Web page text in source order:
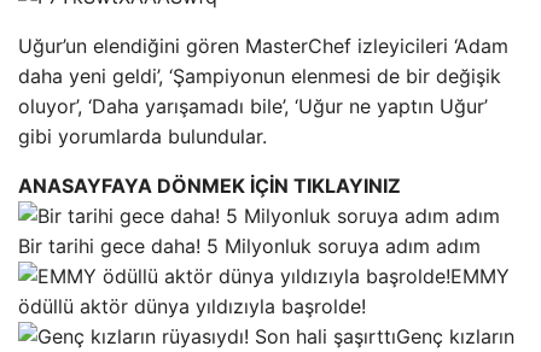
Uğur’un elendiğini gören MasterChef izleyicileri ‘Adam
daha yeni geldi’, ‘Şampiyonun elenmesi de bir değişik
oluyor’, ‘Daha yarışamadı bile’, ‘Uğur ne yaptın Uğur’
gibi yorumlarda bulundular.
ANASAYFAYA DÖNMEK İÇİN TIKLAYINIZ
Bir tarihi gece daha! 5 Milyonluk soruya adım adım
EMMY
ödüllü aktör dünya yıldızıyla başrolde!
Genç kızların